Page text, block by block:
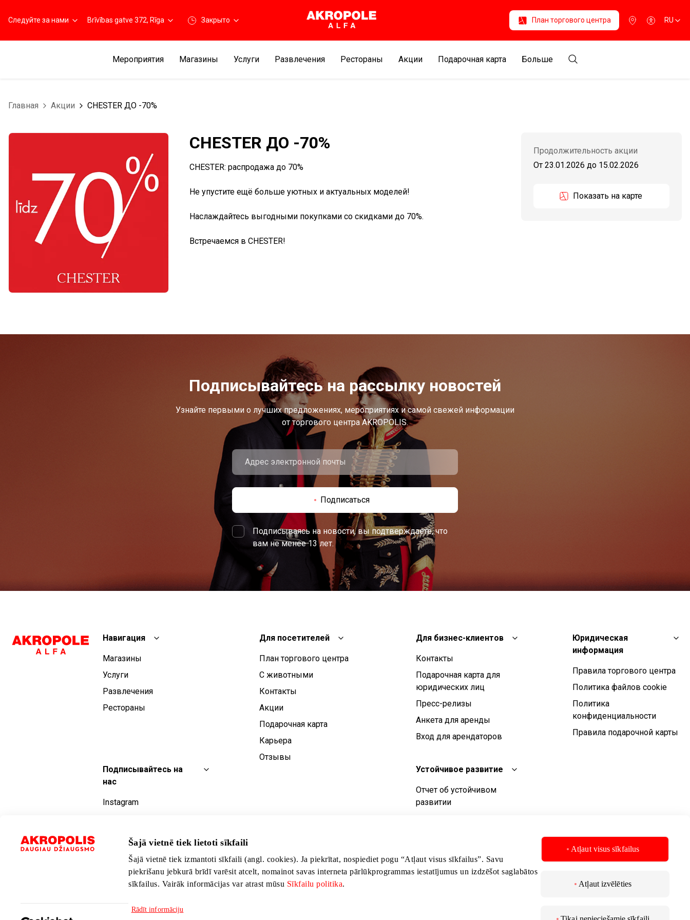
Šajā vietnē tiek lietoti sīkfaili
Šajā vietnē tiek izmantoti sīkfaili (angl. cookies). Ja piekrītat, nospiediet pogu “Atļaut visus sīkfailus”. Savu
piekrišanu jebkurā brīdī varēsit atcelt, nomainot savas interneta pārlūkprogrammas iestatījumus un izdzēšot saglabātos
sīkfailus. Vairāk informācijas var atrast mūsu Sīkfailu politika.
Rādīt informāciju
Atļaut visus sīkfailus
Atļaut izvēlēties
Следуйте за нами Brīvības gatve 372, Rīga Закрыто План торгового центра RU
Мероприятия Магазины Услуги Развлечения Рестораны Aкции Подарочная карта Больше
Главная Aкции CHESTER ДО -70%
CHESTER ДО -70%
CHESTER: распродажа до 70%
Не упустите ещё больше уютных и актуальных моделей!
Наслаждайтесь выгодными покупками со скидками до 70%.
Встречаемся в CHESTER!
Продолжительность акции
От 23.01.2026 до 15.02.2026
Показать на карте
Подписывайтесь на рассылку новостей
Узнайте первыми о лучших предложениях, мероприятиях и самой свежей информации
от торгового центра AKROPOLIS.
Подписаться
Подписываясь на новости, вы подтверждаете, что
вам не менее 13 лет.
Навигация
Магазины
Услуги
Развлечения
Рестораны
Для посетителей
План торгового центра
С животными
Контакты
Aкции
Подарочная карта
Карьера
Отзывы
Для бизнес-клиентов
Контакты
Подарочная карта для
юридических лиц
Пресс-релизы
Анкета для аренды
Вход для арендаторов
Устойчивое развитие
Отчет об устойчивом
развитии
Юридическая
информация
Правила торгового центра
Политика файлов cookie
Политика
конфиденциальности
Правила подарочной карты
Подписывайтесь на
нас
Instagram
YouTube